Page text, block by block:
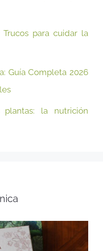
Trucos para cuidar la
Guía Completa 2026
la nutrición